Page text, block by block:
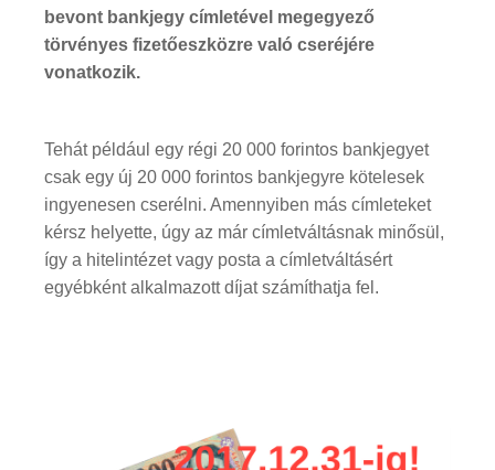
bevont bankjegy címletével megegyező
törvényes fizetőeszközre való cseréjére
vonatkozik.
Tehát például egy régi 20 000 forintos bankjegyet
csak egy új 20 000 forintos bankjegyre kötelesek
ingyenesen cserélni. Amennyiben más címleteket
kérsz helyette, úgy az már címletváltásnak minősül,
így a hitelintézet vagy posta a címletváltásért
egyébként alkalmazott díjat számíthatja fel.